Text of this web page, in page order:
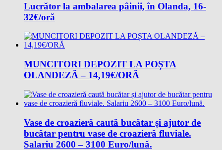
Lucrător la ambalarea pâinii, în Olanda, 16-
32€/oră
MUNCITORI DEPOZIT LA POȘTA
OLANDEZĂ – 14,19€/ORĂ
Vase de croazieră caută bucătar și ajutor de
bucătar pentru vase de croazieră fluviale.
Salariu 2600 – 3100 Euro/lună.